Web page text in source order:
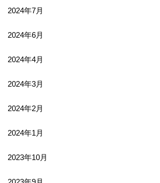
2024年7月
2024年6月
2024年4月
2024年3月
2024年2月
2024年1月
2023年10月